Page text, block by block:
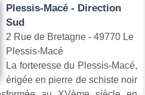
Plessis-Macé - Direction
Sud
2 Rue de Bretagne - 49770 Le
Plessis-Macé
La forteresse du Plessis-Macé,
érigée en pierre de schiste noir